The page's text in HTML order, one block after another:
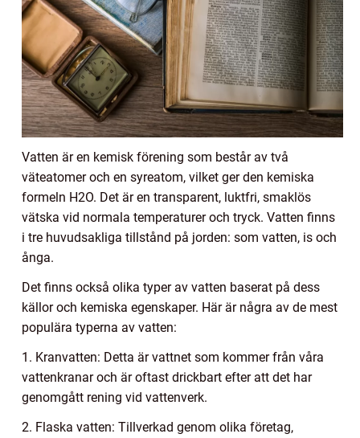
Vatten är en kemisk förening som består av två
väteatomer och en syreatom, vilket ger den kemiska
formeln H2O. Det är en transparent, luktfri, smaklös
vätska vid normala temperaturer och tryck. Vatten finns
i tre huvudsakliga tillstånd på jorden: som vatten, is och
ånga.
Det finns också olika typer av vatten baserat på dess
källor och kemiska egenskaper. Här är några av de mest
populära typerna av vatten:
1. Kranvatten: Detta är vattnet som kommer från våra
vattenkranar och är oftast drickbart efter att det har
genomgått rening vid vattenverk.
2. Flaska vatten: Tillverkad genom olika företag,